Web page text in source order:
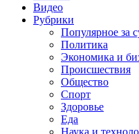
Видео
Рубрики
Популярное за
Политика
Экономика и
Происшествия
Общество
Спорт
Здоровье
Еда
Наука и